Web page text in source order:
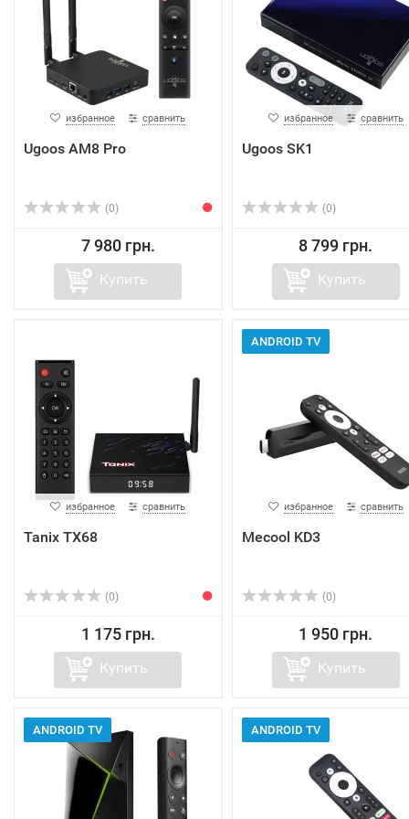
избранное сравнить
Ugoos AM8 Pro
(0)
7 980 грн.
Купить
избранное сравнить
Ugoos SK1
(0)
8 799 грн.
Купить
избранное сравнить
Tanix TX68
(0)
1 175 грн.
Купить
ANDROID TV
избранное сравнить
Mecool KD3
(0)
1 950 грн.
Купить
ANDROID TV ANDROID TV